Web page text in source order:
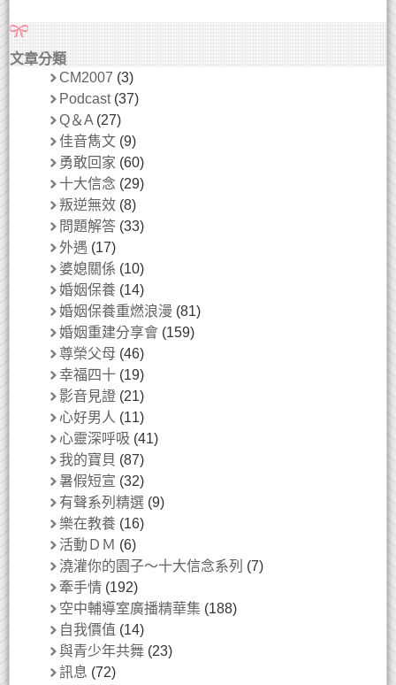
文章分類
CM2007 (3)
Podcast(37)
Q＆A (27)
佳音雋文 (9)
勇敢回家 (60)
十大信念 (29)
叛逆無效 (8)
問題解答 (33)
外遇 (17)
婆媳關係 (10)
婚姻保養 (14)
婚姻保養重燃浪漫 (81)
婚姻重建分享會 (159)
尊榮父母 (46)
幸福四十 (19)
影音見證 (21)
心好男人 (11)
心靈深呼吸 (41)
我的寶貝 (87)
暑假短宣 (32)
有聲系列精選 (9)
樂在教養 (16)
活動ＤＭ (6)
澆灌你的園子～十大信念系列 (7)
牽手情 (192)
空中輔導室廣播精華集 (188)
自我價值 (14)
與青少年共舞 (23)
訊息 (72)